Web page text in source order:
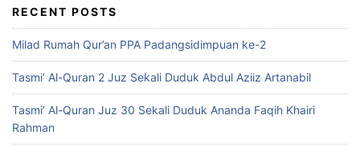
RECENT POSTS
Milad Rumah Qur’an PPA Padangsidimpuan ke-2
Tasmi’ Al-Quran 2 Juz Sekali Duduk Abdul Aziiz Artanabil
Tasmi’ Al-Quran Juz 30 Sekali Duduk Ananda Faqih Khairi
Rahman